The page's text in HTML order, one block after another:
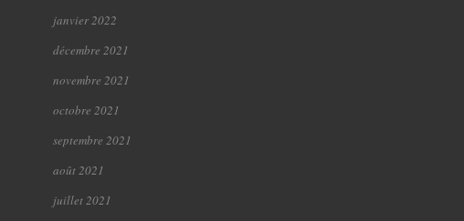
janvier 2022
décembre 2021
novembre 2021
octobre 2021
septembre 2021
août 2021
juillet 2021